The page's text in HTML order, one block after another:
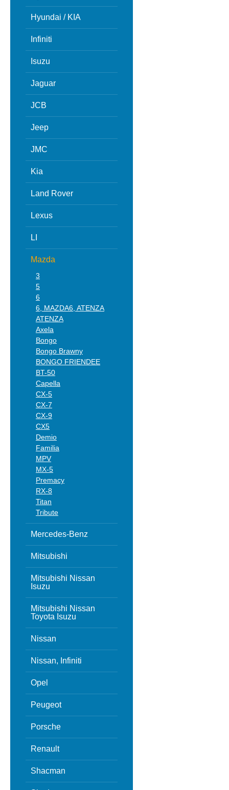
Hyundai / KIA
Infiniti
Isuzu
Jaguar
JCB
Jeep
JMC
Kia
Land Rover
Lexus
LI
Mazda
3
5
6
6, MAZDA6, ATENZA
ATENZA
Axela
Bongo
Bongo Brawny
BONGO FRIENDEE
BT-50
Capella
CX-5
CX-7
CX-9
CX5
Demio
Familia
MPV
MX-5
Premacy
RX-8
Titan
Tribute
Mercedes-Benz
Mitsubishi
Mitsubishi Nissan
Isuzu
Mitsubishi Nissan
Toyota Isuzu
Nissan
Nissan, Infiniti
Opel
Peugeot
Porsche
Renault
Shacman